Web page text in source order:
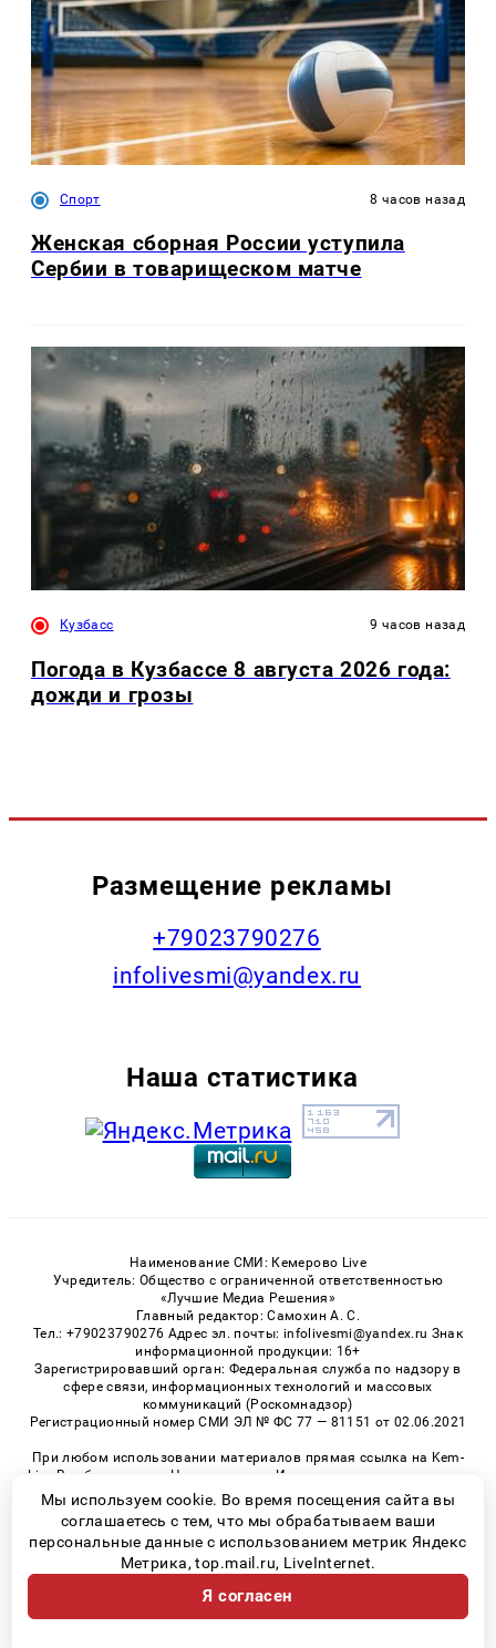
Спорт 8 часов назад
Женская сборная России уступила
Сербии в товарищеском матче
Кузбасс 9 часов назад
Погода в Кузбассе 8 августа 2026 года:
дожди и грозы
Размещение рекламы
+79023790276
infolivesmi@yandex.ru
Наша статистика
Наименование СМИ: Кемерово Live
Учредитель: Общество с ограниченной ответственностью
«Лучшие Медиа Решения»
Главный редактор: Самохин А. С.
Тел.: +79023790276 Адрес эл. почты: infolivesmi@yandex.ru Знак
информационной продукции: 16+
Зарегистрировавший орган: Федеральная служба по надзору в
сфере связи, информационных технологий и массовых
коммуникаций (Роскомнадзор)
Регистрационный номер СМИ ЭЛ № ФС 77 — 81151 от 02.06.2021
При любом использовании материалов прямая ссылка на Kem-
Live.Ru обязательна. Цитирование в Интернете возможно только
при наличии письменного разрешения.
© 2026 «Kem-Live» | Все права защищены
Возрастная категория сайта 16+
Политика конфиденциальности
Мы используем cookie. Во время посещения сайта вы
соглашаетесь с тем, что мы обрабатываем ваши
персональные данные с использованием метрик Яндекс
Метрика, top.mail.ru, LiveInternet.
Я согласен